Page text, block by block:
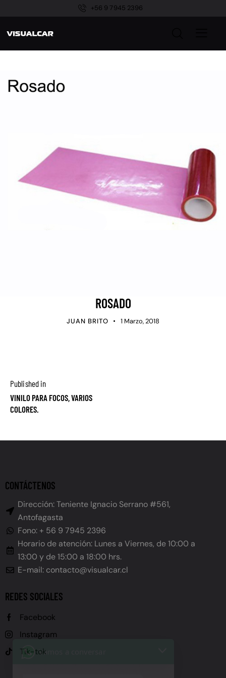
+56 9 7945 2396
ROSADO
JUAN BRITO 1 Marzo, 2018
Published in
VINILO PARA FOCOS, VARIOS
COLORES.
CONTÁCTENOS
Dirección: Teniente Ignacio Serrano #561,
Antofagasta
Fono: + 56 9 7945 2396
Horario de atención: Lunes a Viernes, de 10:00 a
13:00 y de 15:00 a 18:00 hrs.
E-mail: contacto@visualcar.cl
REDES SOCIALES
Facebook
Instagram
Tik-tok
Juan
Hola, ¿en qué le puedo
ayudar?